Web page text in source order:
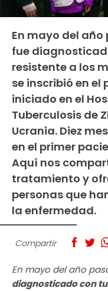
En mayo del año
fue
resistente a los
se inscribió en
iniciado en el
Tuberculosis de
Ucrania. Diez
en el primer
Aquí nos
tratamiento y
personas que
la enfermedad.
Compartir
En mayo del año
diagnosticado con